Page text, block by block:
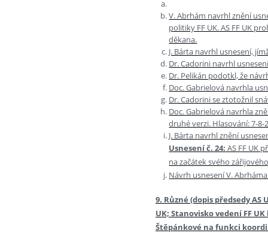
V. Abrhám navrhl znění
politiky FF UK. AS FF UK
děkana.
J. Bárta navrhl usnesení,
Dr. Cadorini navrhl
Dr. Pelikán podotkl, že
Doc. Gabrielová navrhla
Dr. Cadorini se ztotožnil
Doc. Gabrielová navrhla
druhé verzi. Hlasování: 7-
J. Bárta navrhl znění
Usnesení č. 24: AS FF UK
na začátek svého
Návrh usnesení V.
9. Různé (dopis předsedy
UK; Stanovisko vedení FF
Štěpánkové na funkci